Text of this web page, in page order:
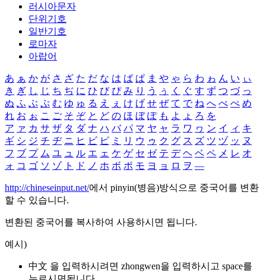
러시아문자
단위기호
일반기호
로마자
아랍어
あ ぁ か が さ ざ た だ な は ば ぱ ま や ゃ ら わ ゎ ん い ぃ
き ぎ し じ ち ぢ に ひ び ぴ み り う ぅ く ぐ す ず つ づ っ
ぬ ふ ぶ ぷ む ゆ ゅ る え ぇ け げ せ ぜ て で ね へ べ ぺ め
れ お ぉ こ ご そ ぞ と ど の ほ ぼ ぽ も よ ょ ろ を
ア ァ カ サ ザ タ ダ ナ ハ バ パ マ ヤ ャ ラ ワ ヮ ン イ ィ キ
ギ シ ジ チ ヂ ニ ヒ ビ ピ ミ リ ウ ゥ ク グ ス ズ ツ ヅ ッ ヌ
フ ブ プ ム ユ ュ ル エ ェ ケ ゲ セ ゼ テ デ ヘ ベ ペ メ レ オ
ォ コ ゴ ソ ゾ ト ド ノ ホ ボ ポ モ ヨ ョ ロ ヲ ―
http://chineseinput.net/에서 pinyin(병음)방식으로 중국어를 변환
할 수 있습니다.
변환된 중국어를 복사하여 사용하시면 됩니다.
예시)
中文 을 입력하시려면 zhongwen을 입력하시고 space를